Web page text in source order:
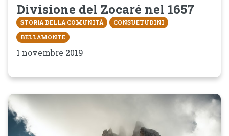
Divisione del Zocaré nel 1657
STORIA DELLA COMUNITÀ
CONSUETUDINI
BELLAMONTE
1 novembre 2019